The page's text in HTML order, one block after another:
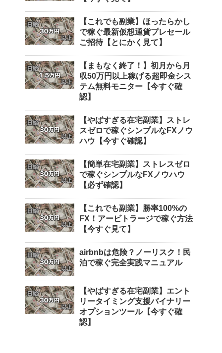
【これでも副業】ほったらかし
で稼ぐ最新仮想通貨プレセール
ご招待【とにかく見て】
【まもなく終了！】初月から月
収50万円以上稼げる超即金シス
テム無料モニター【今すぐ確
認】
【やばすぎる在宅副業】ストレ
スゼロで稼ぐシンプルなFXノウ
ハウ【今すぐ確認】
【簡単在宅副業】ストレスゼロ
で稼ぐシンプルなFXノウハウ
【必ず確認】
【これでも副業】勝率100%の
FX！アービトラージで稼ぐ方法
【今すぐ見て】
airbnbは危険？ノーリスク！民
泊で稼ぐ完全実践マニュアル
【やばすぎる在宅副業】エント
リータイミング支援バイナリー
オプションツール【今すぐ確
認】